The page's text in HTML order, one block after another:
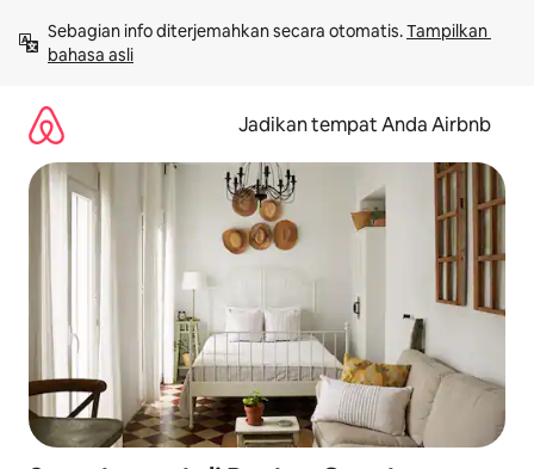
langsung
lihat
Sebagian info diterjemahkan secara otomatis. Tampilkan
bahasa asli
Jadikan tempat Anda Airbnb